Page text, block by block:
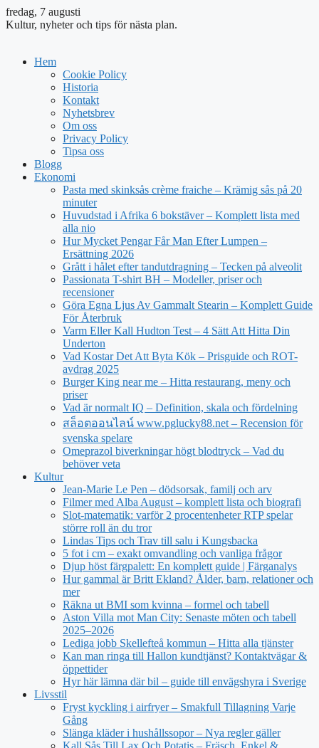
fredag, 7 augusti
Kultur, nyheter och tips för nästa plan.
Hem
Cookie Policy
Historia
Kontakt
Nyhetsbrev
Om oss
Privacy Policy
Tipsa oss
Blogg
Ekonomi
Pasta med skinksås crème fraiche – Krämig sås på 20
minuter
Huvudstad i Afrika 6 bokstäver – Komplett lista med
alla nio
Hur Mycket Pengar Får Man Efter Lumpen –
Ersättning 2026
Grått i hålet efter tandutdragning – Tecken på alveolit
Passionata T-shirt BH – Modeller, priser och
recensioner
Göra Egna Ljus Av Gammalt Stearin – Komplett Guide
För Återbruk
Varm Eller Kall Hudton Test – 4 Sätt Att Hitta Din
Underton
Vad Kostar Det Att Byta Kök – Prisguide och ROT-
avdrag 2025
Burger King near me – Hitta restaurang, meny och
priser
Vad är normalt IQ – Definition, skala och fördelning
สล็อตออนไลน์ www.pglucky88.net – Recension för
svenska spelare
Omeprazol biverkningar högt blodtryck – Vad du
behöver veta
Kultur
Jean‑Marie Le Pen – dödsorsak, familj och arv
Filmer med Alba August – komplett lista och biografi
Slot-matematik: varför 2 procentenheter RTP spelar
större roll än du tror
Lindas Tips och Trav till salu i Kungsbacka
5 fot i cm – exakt omvandling och vanliga frågor
Djup höst färgpalett: En komplett guide | Färganalys
Hur gammal är Britt Ekland? Ålder, barn, relationer och
mer
Räkna ut BMI som kvinna – formel och tabell
Aston Villa mot Man City: Senaste möten och tabell
2025–2026
Lediga jobb Skellefteå kommun – Hitta alla tjänster
Kan man ringa till Hallon kundtjänst? Kontaktvägar &
öppettider
Hyr här lämna där bil – guide till envägshyra i Sverige
Livsstil
Fryst kyckling i airfryer – Smakfull Tillagning Varje
Gång
Slänga kläder i hushållssopor – Nya regler gäller
Kall Sås Till Lax Och Potatis – Fräsch, Enkel &